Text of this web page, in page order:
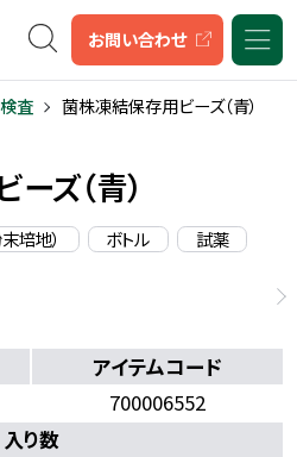
キーワード検索
お問い合わせ
査 菌株凍結保存用ビーズ（青）
ズ（青）
培地） ボトル 試薬
アイテムコード
700006552
入り数